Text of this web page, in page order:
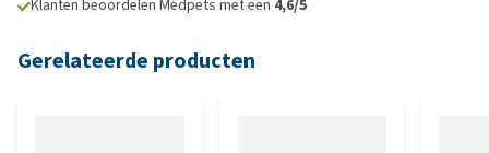
Klanten beoordelen Medpets met een 4,6/5
Gerelateerde producten